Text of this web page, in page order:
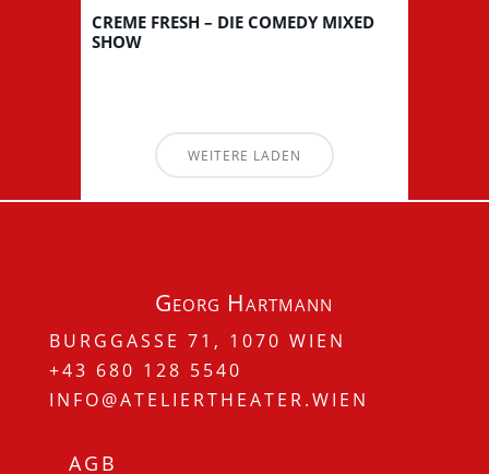
CREME FRESH – DIE COMEDY MIXED
SHOW
WEITERE LADEN
Georg Hartmann
BURGGASSE 71, 1070 WIEN
+43 680 128 5540
INFO@ATELIERTHEATER.WIEN
AGB